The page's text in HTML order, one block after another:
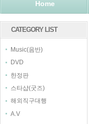
Home
CATEGORY LIST
Music(음반)
DVD
한정판
스타샵(굿즈)
해외직구대행
A.V